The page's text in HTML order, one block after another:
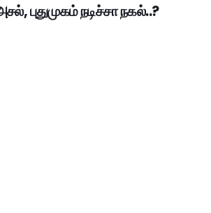
புதுமுகம் நடிச்சா நகல்..?